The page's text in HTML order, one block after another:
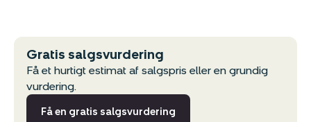
Gratis salgsvurdering
Få et hurtigt estimat af salgspris eller en grundig
vurdering.
Få en gratis salgsvurdering